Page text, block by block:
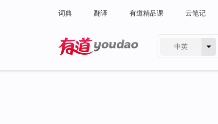
词典 翻译 有道精品课 云笔记
中英